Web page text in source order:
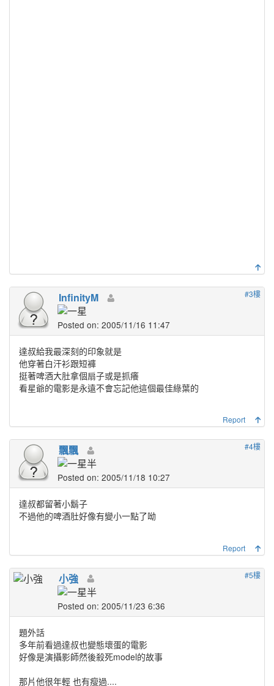
#3樓
InfinityM
Posted on: 2005/11/16 11:47
達叔給我最深刻的印象就是
他穿著白汗衫跟短褲
挺著啤酒大肚拿個扇子或是抓癢
看星爺的電影是永遠不會忘記他這個最佳綠葉的
Report
#4樓
飄飄
Posted on: 2005/11/18 10:27
達叔都留著小鬍子
不過他的啤酒肚好像有變小一點了呦
Report
#5樓
小強
Posted on: 2005/11/23 6:36
題外話
多年前看過達叔也變態壞蛋的電影
好像是演攝影師然後殺死model的故事
那片他很年輕 也有瘦過....